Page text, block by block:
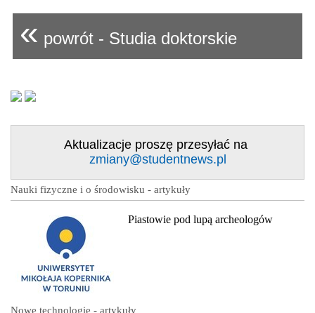
« powrót - Studia doktorskie
Aktualizacje proszę przesyłać na
zmiany@studentnews.pl
Nauki fizyczne i o środowisku - artykuły
Piastowie pod lupą archeologów
Nowe technologie - artykuły